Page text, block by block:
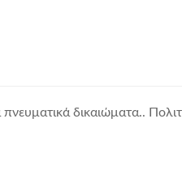
δικαιώματα..